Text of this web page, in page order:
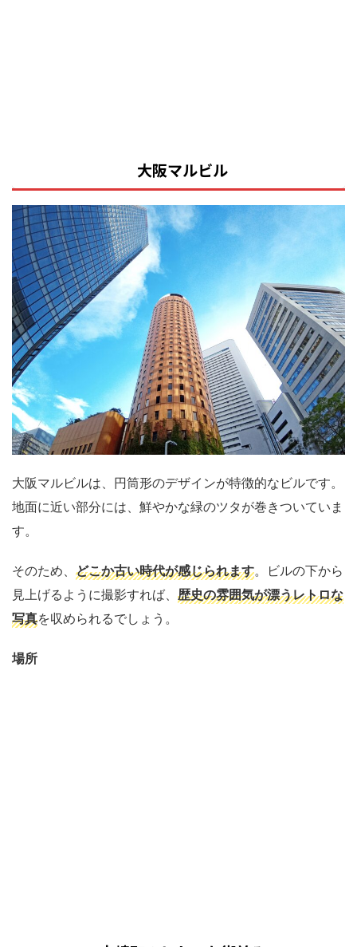
大阪マルビル
大阪マルビルは、円筒形のデザインが特徴的なビルです。
地面に近い部分には、鮮やかな緑のツタが巻きついていま
す。
そのため、 どこか古い時代が感じられます。ビルの下から
見上げるように撮影すれば、 歴史の雰囲気が漂うレトロな
写真を収められるでしょう。
場所